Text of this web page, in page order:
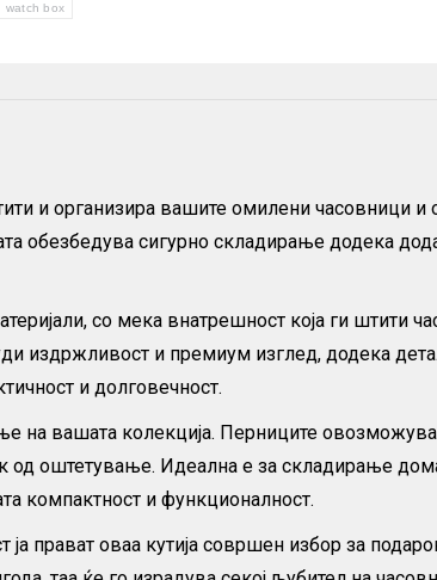
watch box
и организира вашите омилени часовници и
обезбедува сигурно складирање додека
со мека внатрешност која ги штити
издржливост и премиум изглед, додека
и долговечност.
на вашата колекција. Перниците
од оштетување. Идеална е за складирање
компактност и функционалност.
прават оваа кутија совршен избор за